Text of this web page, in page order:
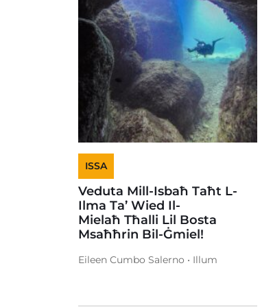
ISSA
Veduta Mill-Isbaħ Taħt L-
Ilma Ta’ Wied Il-
Mielaħ Tħalli Lil Bosta
Msaħħrin Bil-Ġmiel!
Eileen Cumbo Salerno • Illum